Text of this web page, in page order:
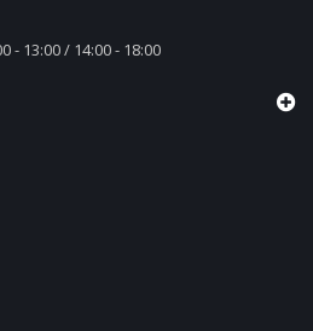
- 13:00 / 14:00 - 18:00